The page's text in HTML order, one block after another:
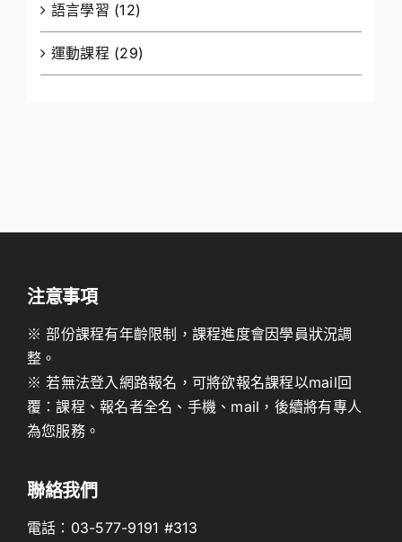
語言學習 (12)
運動課程 (29)
注意事項
※ 部份課程有年齡限制，課程進度會因學員狀況調
整。
※ 若無法登入網路報名，可將欲報名課程以mail回
覆：課程、報名者全名、手機、mail，後續將有專人
為您服務。
聯絡我們
電話： 03-577-9191 #313